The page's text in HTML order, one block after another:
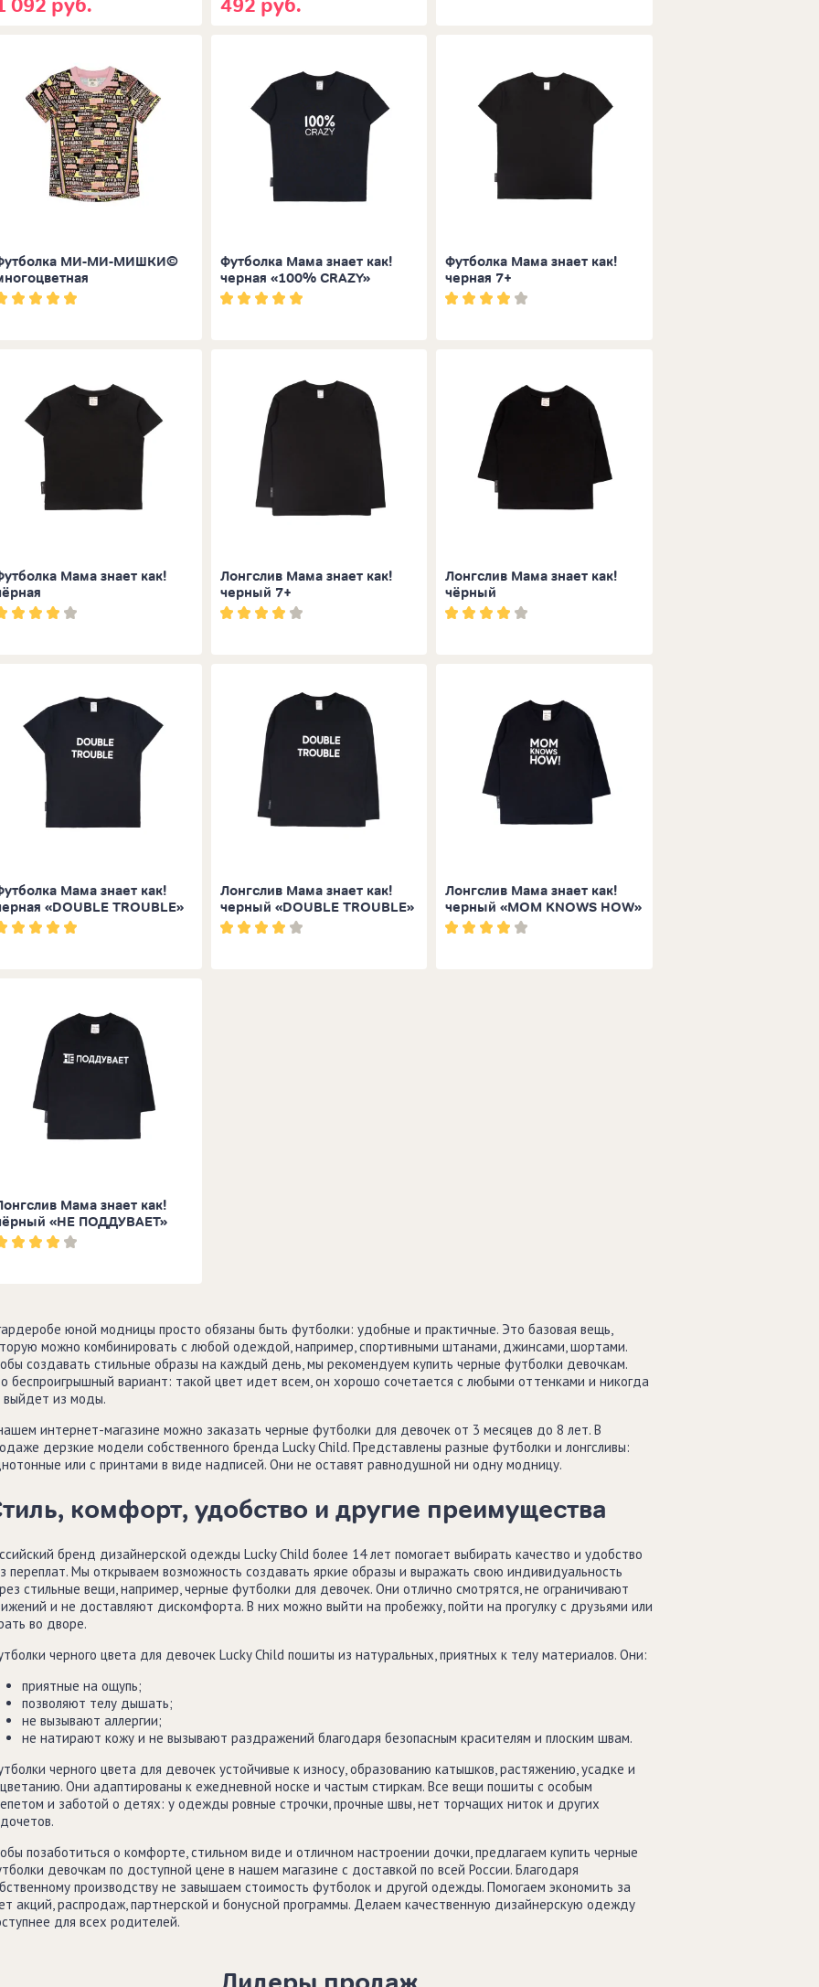
092 руб. 492 руб.
МИ-МИ-МИШКИ©
Футболка Мама знает как!
черная «100% CRAZY»
Футболка Мама знает как!
черная 7+
Мама знает как!
Лонгслив Мама знает как!
черный 7+
Лонгслив Мама знает как!
чёрный
Мама знает как!
«DOUBLE TROUBLE»
Лонгслив Мама знает как!
черный «DOUBLE TROUBLE»
Лонгслив Мама знает как!
черный «MOM KNOWS HOW»
Мама знает как!
«НЕ ПОДДУВАЕТ»
юной модницы просто обязаны быть футболки: удобные и практичные. Это базовая вещь,
можно комбинировать с любой одеждой, например, спортивными штанами, джинсами, шортами.
создавать стильные образы на каждый день, мы рекомендуем купить черные футболки девочкам.
беспроигрышный вариант: такой цвет идет всем, он хорошо сочетается с любыми оттенками и никогда
выйдет из моды.
интернет-магазине можно заказать черные футболки для девочек от 3 месяцев до 8 лет. В
дерзкие модели собственного бренда Lucky Child. Представлены разные футболки и лонгсливы:
или с принтами в виде надписей. Они не оставят равнодушной ни одну модницу.
комфорт, удобство и другие преимущества
бренд дизайнерской одежды Lucky Child более 14 лет помогает выбирать качество и удобство
переплат. Мы открываем возможность создавать яркие образы и выражать свою индивидуальность
стильные вещи, например, черные футболки для девочек. Они отлично смотрятся, не ограничивают
и не доставляют дискомфорта. В них можно выйти на пробежку, пойти на прогулку с друзьями или
во дворе.
черного цвета для девочек Lucky Child пошиты из натуральных, приятных к телу материалов. Они:
приятные на ощупь;
позволяют телу дышать;
не вызывают аллергии;
не натирают кожу и не вызывают раздражений благодаря безопасным красителям и плоским швам.
черного цвета для девочек устойчивые к износу, образованию катышков, растяжению, усадке и
Они адаптированы к ежедневной носке и частым стиркам. Все вещи пошиты с особым
и заботой о детях: у одежды ровные строчки, прочные швы, нет торчащих ниток и других
позаботиться о комфорте, стильном виде и отличном настроении дочки, предлагаем купить черные
девочкам по доступной цене в нашем магазине с доставкой по всей России. Благодаря
производству не завышаем стоимость футболок и другой одежды. Помогаем экономить за
акций, распродаж, партнерской и бонусной программы. Делаем качественную дизайнерскую одежду
для всех родителей.